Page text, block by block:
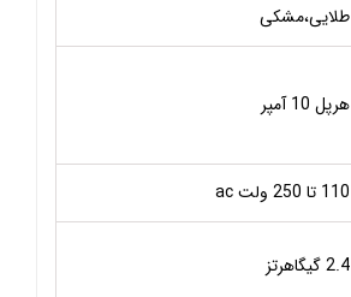
طلایی،مشکی
هرپل 10 آمپر
110 تا 250 ولت ac
2.4 گیگاهرتز